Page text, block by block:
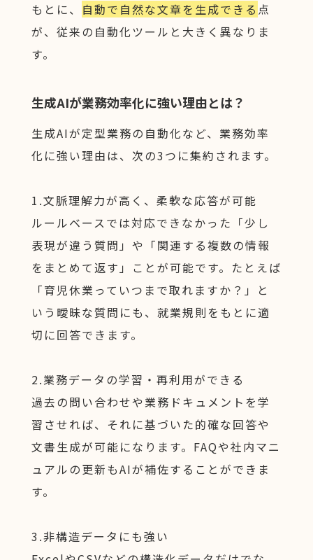
もとに、 自動で自然な文章を生成できる 点
が、従来の自動化ツールと大きく異なりま
す。
生成AIが業務効率化に強い理由とは？
生成AIが定型業務の自動化など、業務効率
化に強い理由は、次の3つに集約されます。
1.文脈理解力が高く、柔軟な応答が可能
ルールベースでは対応できなかった「少し
表現が違う質問」や「関連する複数の情報
をまとめて返す」ことが可能です。たとえば
「育児休業っていつまで取れますか？」と
いう曖昧な質問にも、就業規則をもとに適
切に回答できます。
2.業務データの学習・再利用ができる
過去の問い合わせや業務ドキュメントを学
習させれば、それに基づいた的確な回答や
文書生成が可能になります。FAQや社内マニ
ュアルの更新もAIが補佐することができま
す。
3.非構造データにも強い